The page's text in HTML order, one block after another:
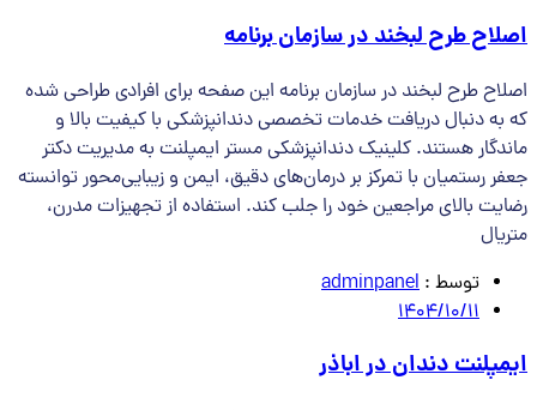
اصلاح طرح لبخند در سازمان برنامه
اصلاح طرح لبخند در سازمان برنامه این صفحه برای افرادی طراحی شده
که به دنبال دریافت خدمات تخصصی دندانپزشکی با کیفیت بالا و
ماندگار هستند. کلینیک دندانپزشکی مستر ایمپلنت به مدیریت دکتر
جعفر رستمیان با تمرکز بر درمان‌های دقیق، ایمن و زیبایی‌محور توانسته
رضایت بالای مراجعین خود را جلب کند. استفاده از تجهیزات مدرن،
متریال
توسط : adminpanel
1404/10/11
ایمپلنت دندان در اباذر